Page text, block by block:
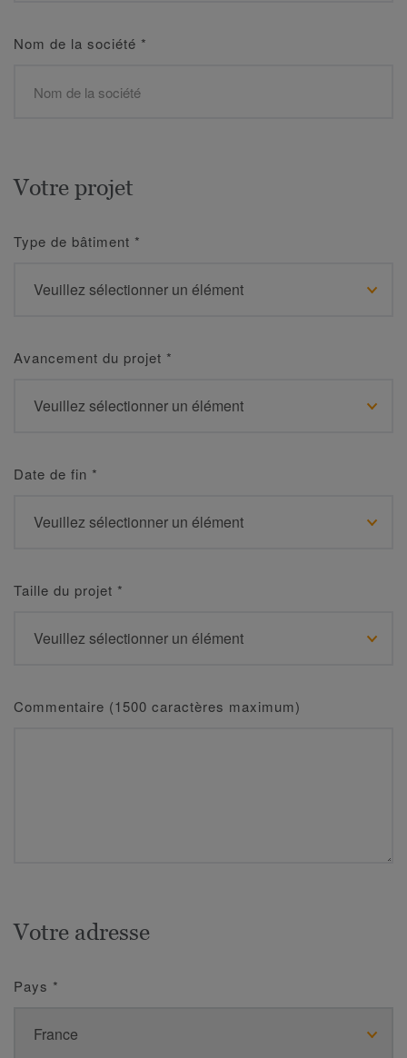
Nom de la société *
Votre projet
Type de bâtiment *
Avancement du projet *
Date de fin *
Taille du projet *
Commentaire (1500 caractères maximum)
Votre adresse
Pays *